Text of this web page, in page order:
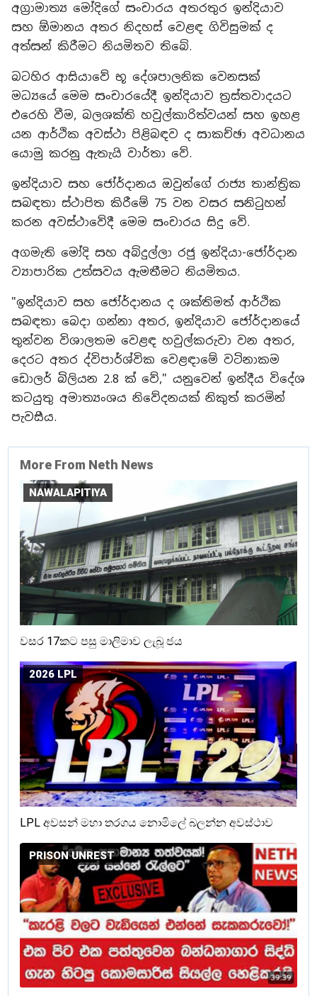
අග්‍රාමාත්‍ය මෝදිගේ සංචාරය අතරතුර ඉන්දියාව
සහ ඕමානය අතර නිදහස් වෙළඳ ගිවිසුමක් ද
අත්සන් කිරීමට නියමිතව තිබේ.
බටහිර ආසියාවේ භූ දේශපාලනික වෙනසක්
මධ්‍යයේ මෙම සංචාරයේදී ඉන්දියාව ත්‍රස්තවාදයට
එරෙහි වීම, බලශක්ති හවුල්කාරිත්වයන් සහ ඉහළ
යන ආර්ථික අවස්ථා පිළිබඳව ද සාකච්ඡා අවධානය
යොමු කරනු ඇතැයි වාර්තා වේ.
ඉන්දියාව සහ ජෝර්දානය ඔවුන්ගේ රාජ්‍ය තාන්ත්‍රික
සබඳතා ස්ථාපිත කිරීමේ 75 වන වසර සනිටුහන්
කරන අවස්ථාවේදී මෙම සංචාරය සිදු වේ.
අගමැති මෝදි සහ අබ්දුල්ලා රජු ඉන්දියා-ජෝර්දාන
ව්‍යාපාරික උත්සවය ඇමතීමට නියමිතය.
"ඉන්දියාව සහ ජෝර්දානය ද ශක්තිමත් ආර්ථික
සබඳතා බෙදා ගන්නා අතර, ඉන්දියාව ජෝර්දානයේ
තුන්වන විශාලතම වෙළඳ හවුල්කරුවා වන අතර,
දෙරට අතර ද්විපාර්ශ්වික වෙළඳාමේ වටිනාකම
ඩොලර් බිලියන 2.8 ක් වේ," යනුවෙන් ඉන්දීය විදේශ
කටයුතු අමාත්‍යංශය නිවේදනයක් නිකුත් කරමින්
පැවසීය.
More From Neth News
NAWALAPITIYA
වසර 17කට පසු මාලිමාව ලැබූ ජය
2026 LPL
LPL අවසන් මහා තරගය නොමිලේ බලන්න අවස්ථාව
PRISON UNREST